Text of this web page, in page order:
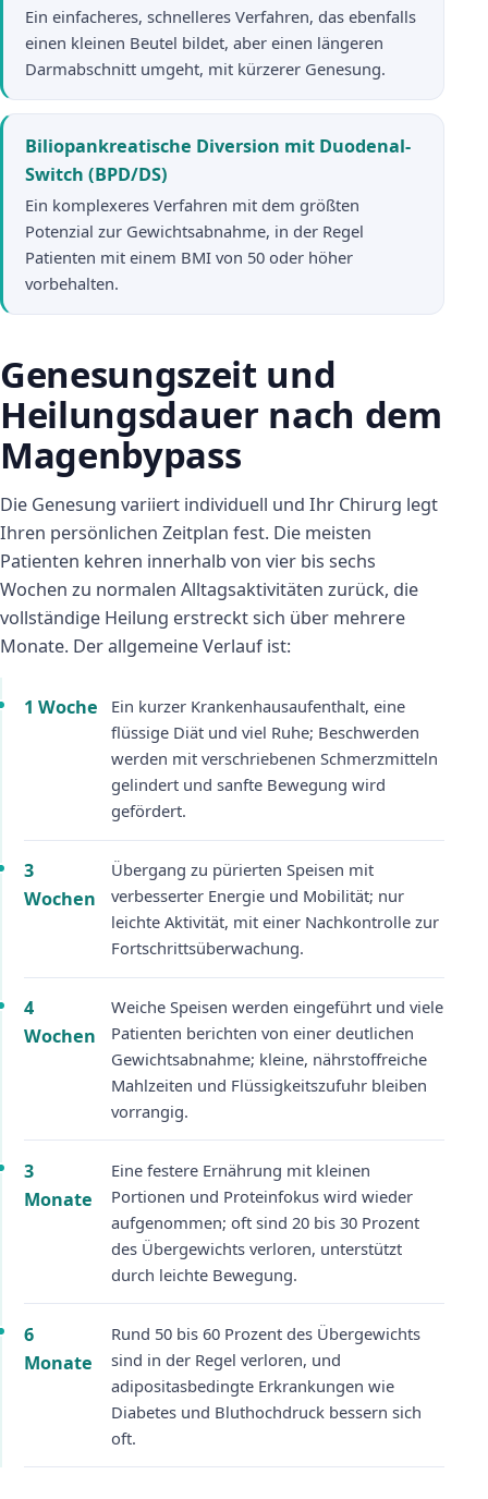
Ein einfacheres, schnelleres Verfahren, das ebenfalls
einen kleinen Beutel bildet, aber einen längeren
Darmabschnitt umgeht, mit kürzerer Genesung.
Biliopankreatische Diversion mit Duodenal-
Switch (BPD/DS)
Ein komplexeres Verfahren mit dem größten
Potenzial zur Gewichtsabnahme, in der Regel
Patienten mit einem BMI von 50 oder höher
vorbehalten.
Genesungszeit und
Heilungsdauer nach dem
Magenbypass
Die Genesung variiert individuell und Ihr Chirurg legt
Ihren persönlichen Zeitplan fest. Die meisten
Patienten kehren innerhalb von vier bis sechs
Wochen zu normalen Alltagsaktivitäten zurück, die
vollständige Heilung erstreckt sich über mehrere
Monate. Der allgemeine Verlauf ist:
1 Woche
Ein kurzer Krankenhausaufenthalt, eine
flüssige Diät und viel Ruhe; Beschwerden
werden mit verschriebenen Schmerzmitteln
gelindert und sanfte Bewegung wird
gefördert.
3
Wochen
Übergang zu pürierten Speisen mit
verbesserter Energie und Mobilität; nur
leichte Aktivität, mit einer Nachkontrolle zur
Fortschrittsüberwachung.
4
Wochen
Weiche Speisen werden eingeführt und viele
Patienten berichten von einer deutlichen
Gewichtsabnahme; kleine, nährstoffreiche
Mahlzeiten und Flüssigkeitszufuhr bleiben
vorrangig.
3
Monate
Eine festere Ernährung mit kleinen
Portionen und Proteinfokus wird wieder
aufgenommen; oft sind 20 bis 30 Prozent
des Übergewichts verloren, unterstützt
durch leichte Bewegung.
6
Monate
Rund 50 bis 60 Prozent des Übergewichts
sind in der Regel verloren, und
adipositasbedingte Erkrankungen wie
Diabetes und Bluthochdruck bessern sich
oft.